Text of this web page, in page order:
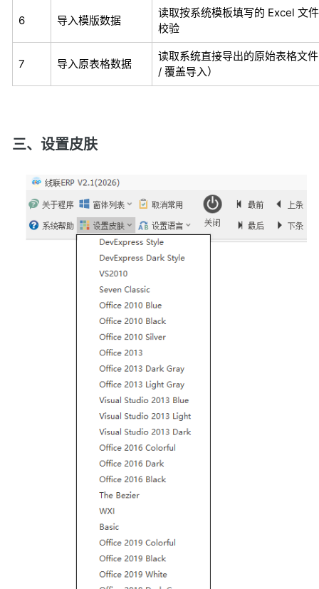
6 导入模版数据
读取按系统模板填写的 Excel 文
校验
7 导入原表格数据
读取系统直接导出的原始表格文
/ 覆盖导入）
三、设置皮肤